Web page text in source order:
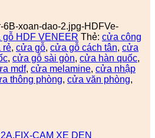
xoan-dao-2.jpg-HDFVe-
gỗ HDF VENEER Thẻ: cửa công
rẻ, cửa gỗ, cửa gỗ cách tân, cửa
, cửa gỗ sài gòn, cửa hàn quốc,
mdf, cửa melamine, cửa nhập
thông phòng, cửa văn phòng,